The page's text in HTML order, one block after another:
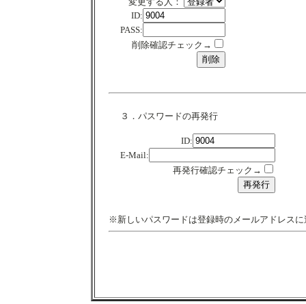
ID:
PASS:
削除確認チェック→
３．パスワードの再発行
ID:
E-Mail:
再発行確認チェック→
※新しいパスワードは登録時のメールアドレスに